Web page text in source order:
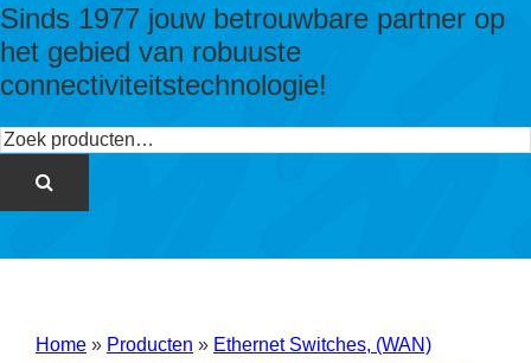
Sinds 1977 jouw betrouwbare partner op
het gebied van robuuste
connectiviteitstechnologie!
Zoeken
Home » Producten » Ethernet Switches, (WAN)